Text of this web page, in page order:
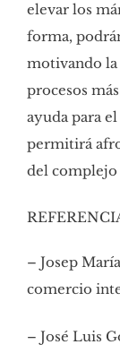
elevar los
forma,
motivando la
procesos
ayuda para
permitirá
del complejo
– Josep
comercio
– José Luis